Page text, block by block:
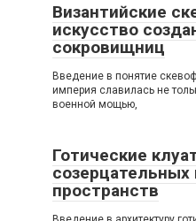
Византийские
искусство
сокровищниц
Введение в понятие
империя славилась не
военной мощью,
Готические
пространств